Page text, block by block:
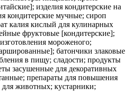
изделия кондитерские на
кондитерские мучные; сироп
калия кислый для кулинарных
фруктовые [кондитерские];
мороженого;
батончики злаковые
в пищу; сладости; продукты
засушенные для декоративных
препараты для повышения
животных; кустарники;